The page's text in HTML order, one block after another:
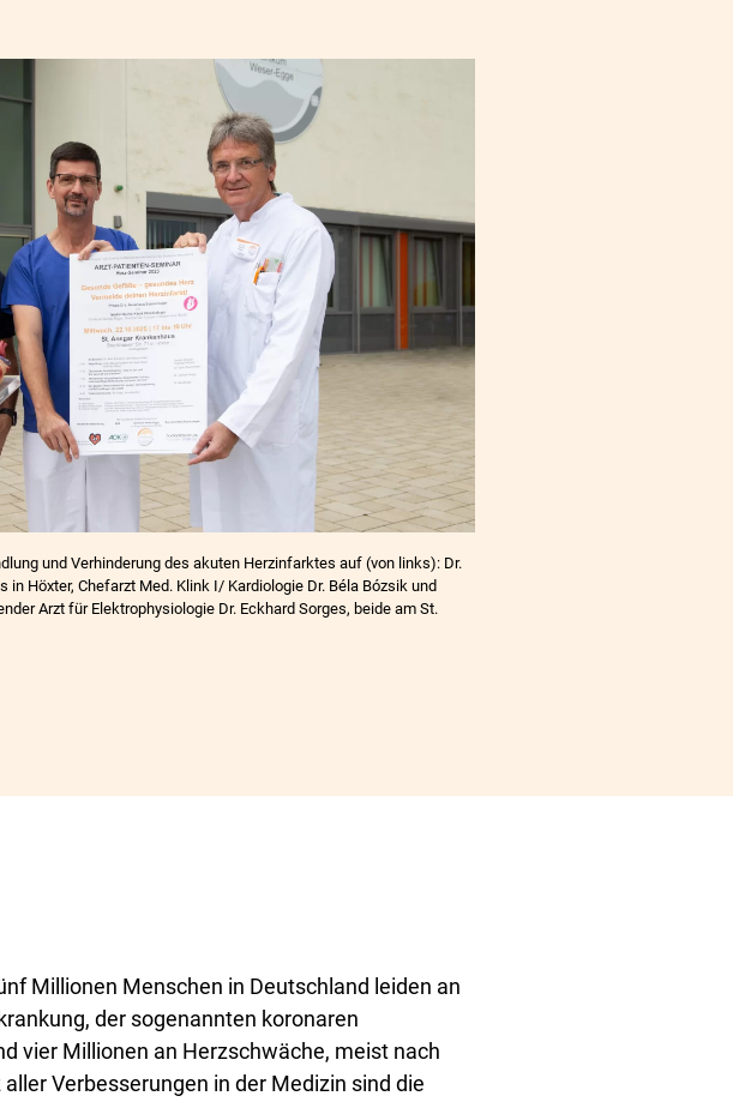
und Verhinderung des akuten Herzinfarktes auf (von links): Dr.
in Höxter, Chefarzt Med. Klink I/ Kardiologie Dr. Béla Bózsik und
Arzt für Elektrophysiologie Dr. Eckhard Sorges, beide am St.
Millionen Menschen in Deutschland leiden an
der sogenannten koronaren
vier Millionen an Herzschwäche, meist nach
Verbesserungen in der Medizin sind die